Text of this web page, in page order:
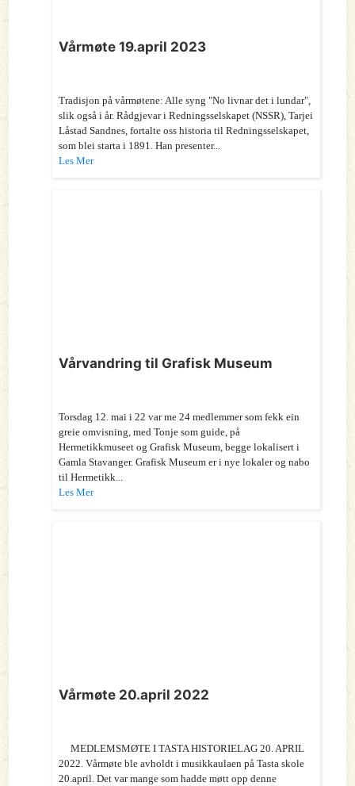
Vårmøte 19.april 2023
Tradisjon på vårmøtene: Alle syng "No livnar det i lundar",
slik også i år. Rådgjevar i Redningsselskapet (NSSR), Tarjei
Låstad Sandnes, fortalte oss historia til Redningsselskapet,
som blei starta i 1891. Han presenter...
Les Mer
Vårvandring til Grafisk Museum
Torsdag 12. mai i 22 var me 24 medlemmer som fekk ein
greie omvisning, med Tonje som guide, på
Hermetikkmuseet og Grafisk Museum, begge lokalisert i
Gamla Stavanger. Grafisk Museum er i nye lokaler og nabo
til Hermetikk...
Les Mer
Vårmøte 20.april 2022
MEDLEMSMØTE I TASTA HISTORIELAG 20. APRIL
2022. Vårmøte ble avholdt i musikkaulaen på Tasta skole
20.april. Det var mange som hadde møtt opp denne